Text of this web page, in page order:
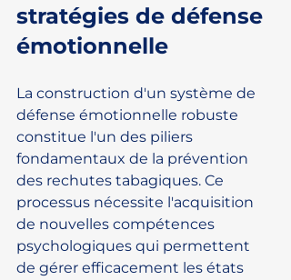
stratégies de défense
émotionnelle
La construction d'un système de
défense émotionnelle robuste
constitue l'un des piliers
fondamentaux de la prévention
des rechutes tabagiques. Ce
processus nécessite l'acquisition
de nouvelles compétences
psychologiques qui permettent
de gérer efficacement les états